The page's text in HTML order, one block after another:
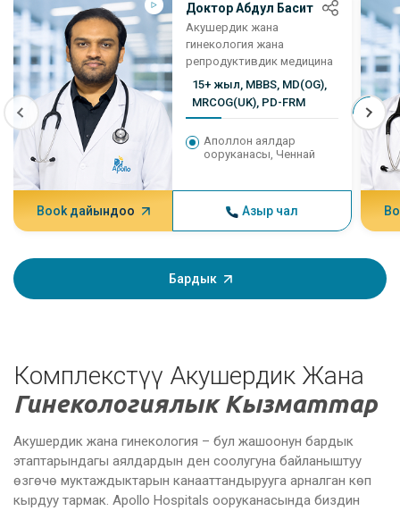
Доктор Абдул Басит
Акушердик жана
гинекология жана
репродуктивдик медицина
15+ жыл, MBBS, MD(OG),
MRCOG(UK), PD-FRM
Аполлон аялдар
ооруканасы, Ченнай
Book дайындоо Азыр чал
Бардык
Комплекстүү Акушердик Жана
Гинекологиялык Кызматтар
Акушердик жана гинекология – бул жашоонун бардык
этаптарындагы аялдардын ден соолугуна байланыштуу
өзгөчө муктаждыктарын канааттандырууга арналган көп
кырдуу тармак. Apollo Hospitals ооруканасында биздин